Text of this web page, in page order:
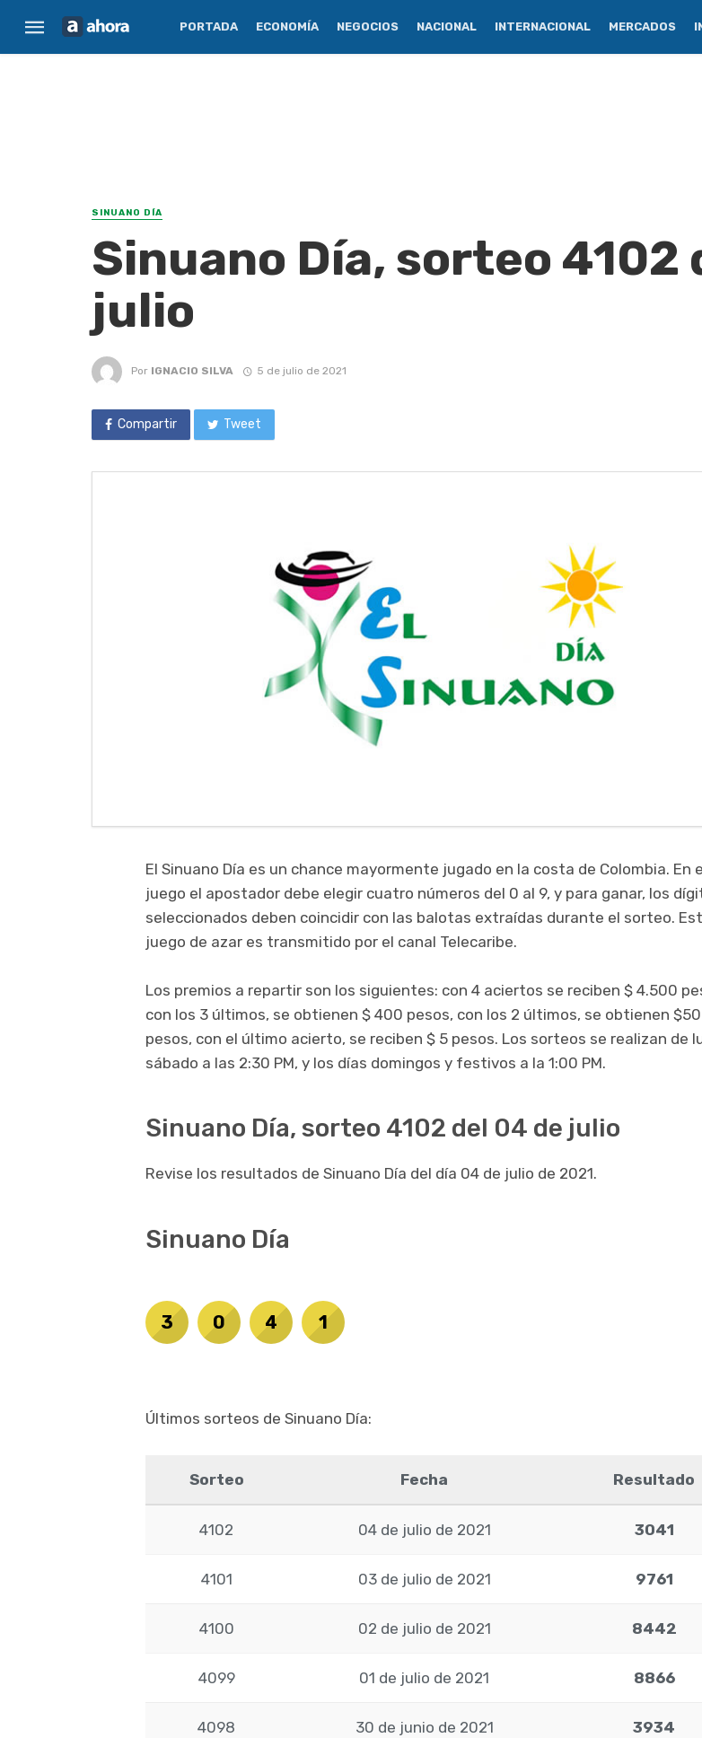
PORTADA ECONOMÍA NEGOCIOS NACIONAL INTERNACIONAL MERCADOS
SINUANO DÍA
Sinuano Día, sorteo 4102
julio
Por IGNACIO SILVA 5 de julio de 2021
Compartir Tweet
El Sinuano Día es un chance mayormente jugado en la costa de Colombia. En
juego el apostador debe elegir cuatro números del 0 al 9, y para ganar, los
seleccionados deben coincidir con las balotas extraídas durante el sorteo.
juego de azar es transmitido por el canal Telecaribe.
Los premios a repartir son los siguientes: con 4 aciertos se reciben $ 4.500
con los 3 últimos, se obtienen $ 400 pesos, con los 2 últimos, se obtienen $50
pesos, con el último acierto, se reciben $ 5 pesos. Los sorteos se realizan de
sábado a las 2:30 PM, y los días domingos y festivos a la 1:00 PM.
Sinuano Día, sorteo 4102 del 04 de julio
Revise los resultados de Sinuano Día del día 04 de julio de 2021.
Sinuano Día
3 0 4 1
Últimos sorteos de Sinuano Día:
Sorteo Fecha Resultado
4102 04 de julio de 2021 3041
4101 03 de julio de 2021 9761
4100 02 de julio de 2021 8442
4099 01 de julio de 2021 8866
4098 30 de junio de 2021 3934